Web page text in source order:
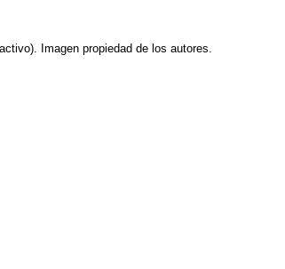
Imagen propiedad de los autores.